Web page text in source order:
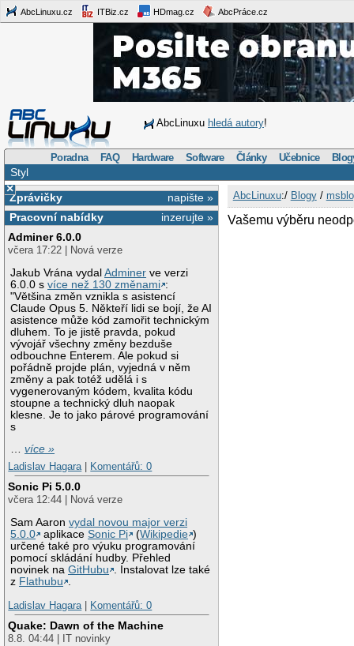
AbcLinuxu.cz ITBiz.cz HDmag.cz AbcPráce.cz
AbcLinuxu hledá autory!
Poradna FAQ Hardware Software Články Učebnice
Styl
×
napište »
Zprávičky
inzerujte »
Pracovní nabídky
Adminer 6.0.0
včera 17:22 | Nová verze
Jakub Vrána vydalAdminer ve verzi
6.0.0 svíce než 130 změnami :
"Většina změn vznikla s asistencí
Claude Opus 5. Někteří lidi se bojí, že AI
asistence může kód zamořit technickým
dluhem. To je jistě pravda, pokud
vývojář všechny změny bezduše
odbouchne Enterem. Ale pokud si
pořádně projde plán, vyjedná v něm
změny a pak totéž udělá i s
vygenerovaným kódem, kvalita kódu
stoupne a technický dluh naopak
klesne. Je to jako párové programování
s
…více »
Ladislav Hagara
Komentářů: 0
Sonic Pi 5.0.0
včera 12:44 | Nová verze
Sam Aaronvydal novou major verzi
5.0.0
aplikaceSonic Pi (Wikipedie )
určené také pro výuku programování
pomocí skládání hudby. Přehled
novinek naGitHubu . Instalovat lze také
z Flathubu .
Ladislav Hagara
Komentářů: 0
Quake: Dawn of the Machine
8.8. 04:44 | IT novinky
AbcLinuxu:/ Blogy/
Vašemu výběru